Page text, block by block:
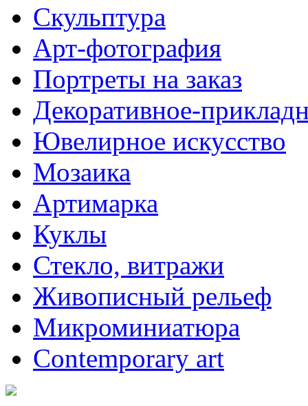
Скульптура
Арт-фотография
Портреты на заказ
Декоративное-
Ювелирное искусство
Мозаика
Артимарка
Куклы
Стекло, витражи
Живописный рельеф
Микроминиатюра
Contemporary art